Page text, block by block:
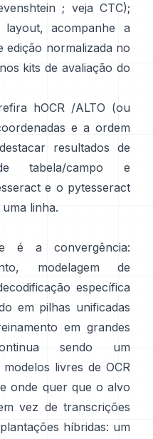
; veja CTC);
acompanhe a
edição normalizada no
kits de avaliação do
hOCR /ALTO (ou
e a ordem
resultados de
tabela/campo e
e o pytesseract
linha.
é a convergência:
modelagem de
específica
em pilhas unificadas
em grandes
sendo um
livres de OCR
onde quer que o alvo
vez de transcrições
híbridas: um